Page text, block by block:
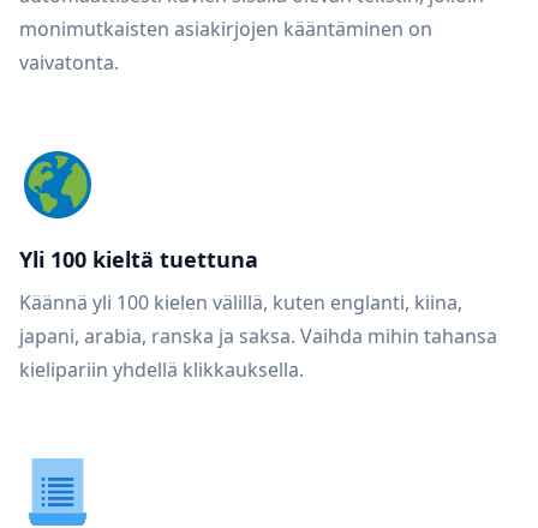
monimutkaisten asiakirjojen kääntäminen on
vaivatonta.
Yli 100 kieltä tuettuna
Käännä yli 100 kielen välillä, kuten englanti, kiina,
japani, arabia, ranska ja saksa. Vaihda mihin tahansa
kielipariin yhdellä klikkauksella.